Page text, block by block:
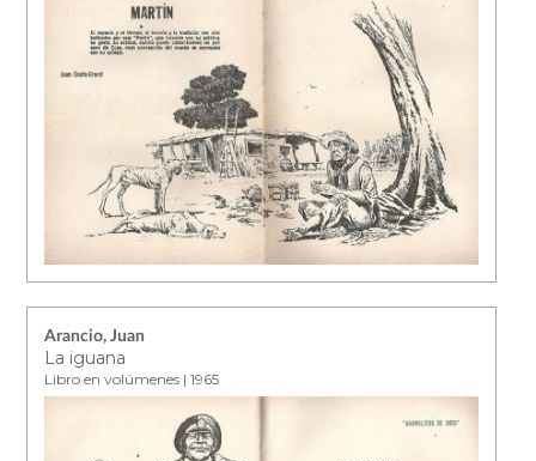
Arancio, Juan
La iguana
Libro en volúmenes | 1965